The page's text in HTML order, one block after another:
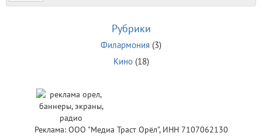
Рубрики
Филармония (3)
Кино(18)
Реклама: ООО "Медиа Траст Орёл", ИНН 7107062130